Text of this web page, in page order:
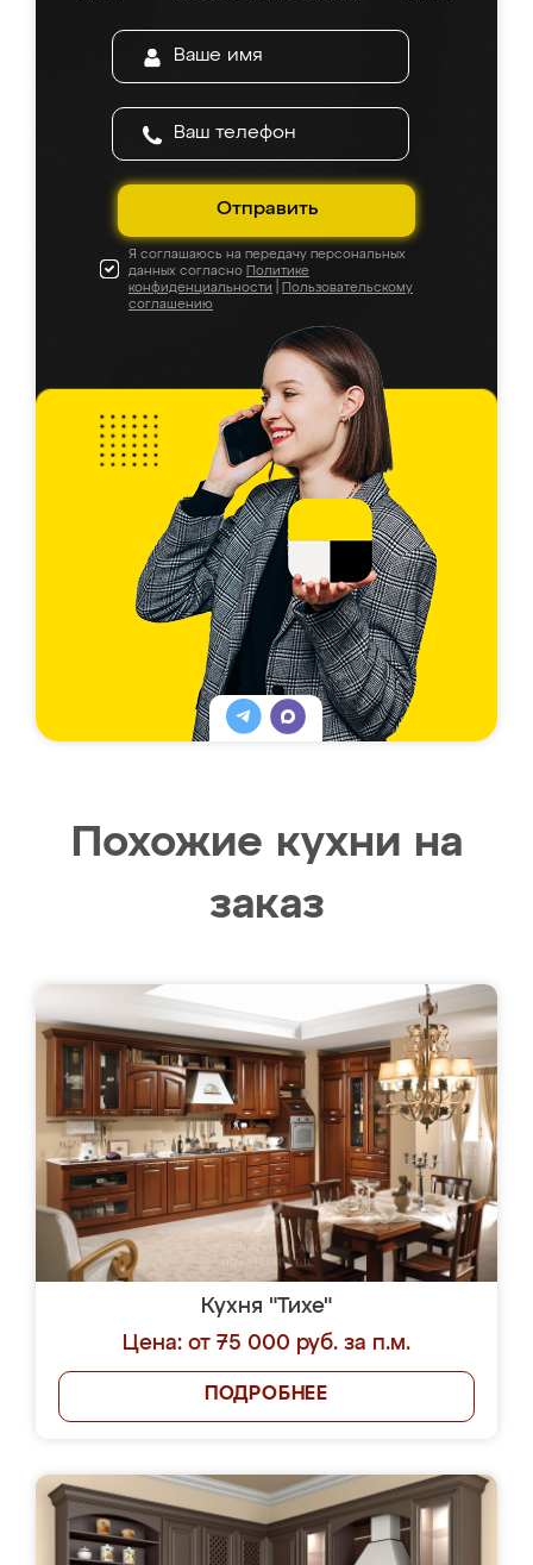
Отправить
Я соглашаюсь на передачу персональных
данных согласно Политике
конфиденциальности
Пользовательскому
соглашению
Похожие кухни на
заказ
Кухня "Тихе"
Цена: от 75 000 руб. за п.м.
ПОДРОБНЕЕ